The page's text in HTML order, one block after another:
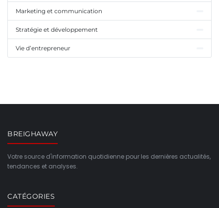
Marketing et communication
Stratégie et développement
Vie d’entrepreneur
BREIGHAWAY
Votre source d'information quotidienne pour les dernières actualités,
tendances et analyses.
CATÉGORIES